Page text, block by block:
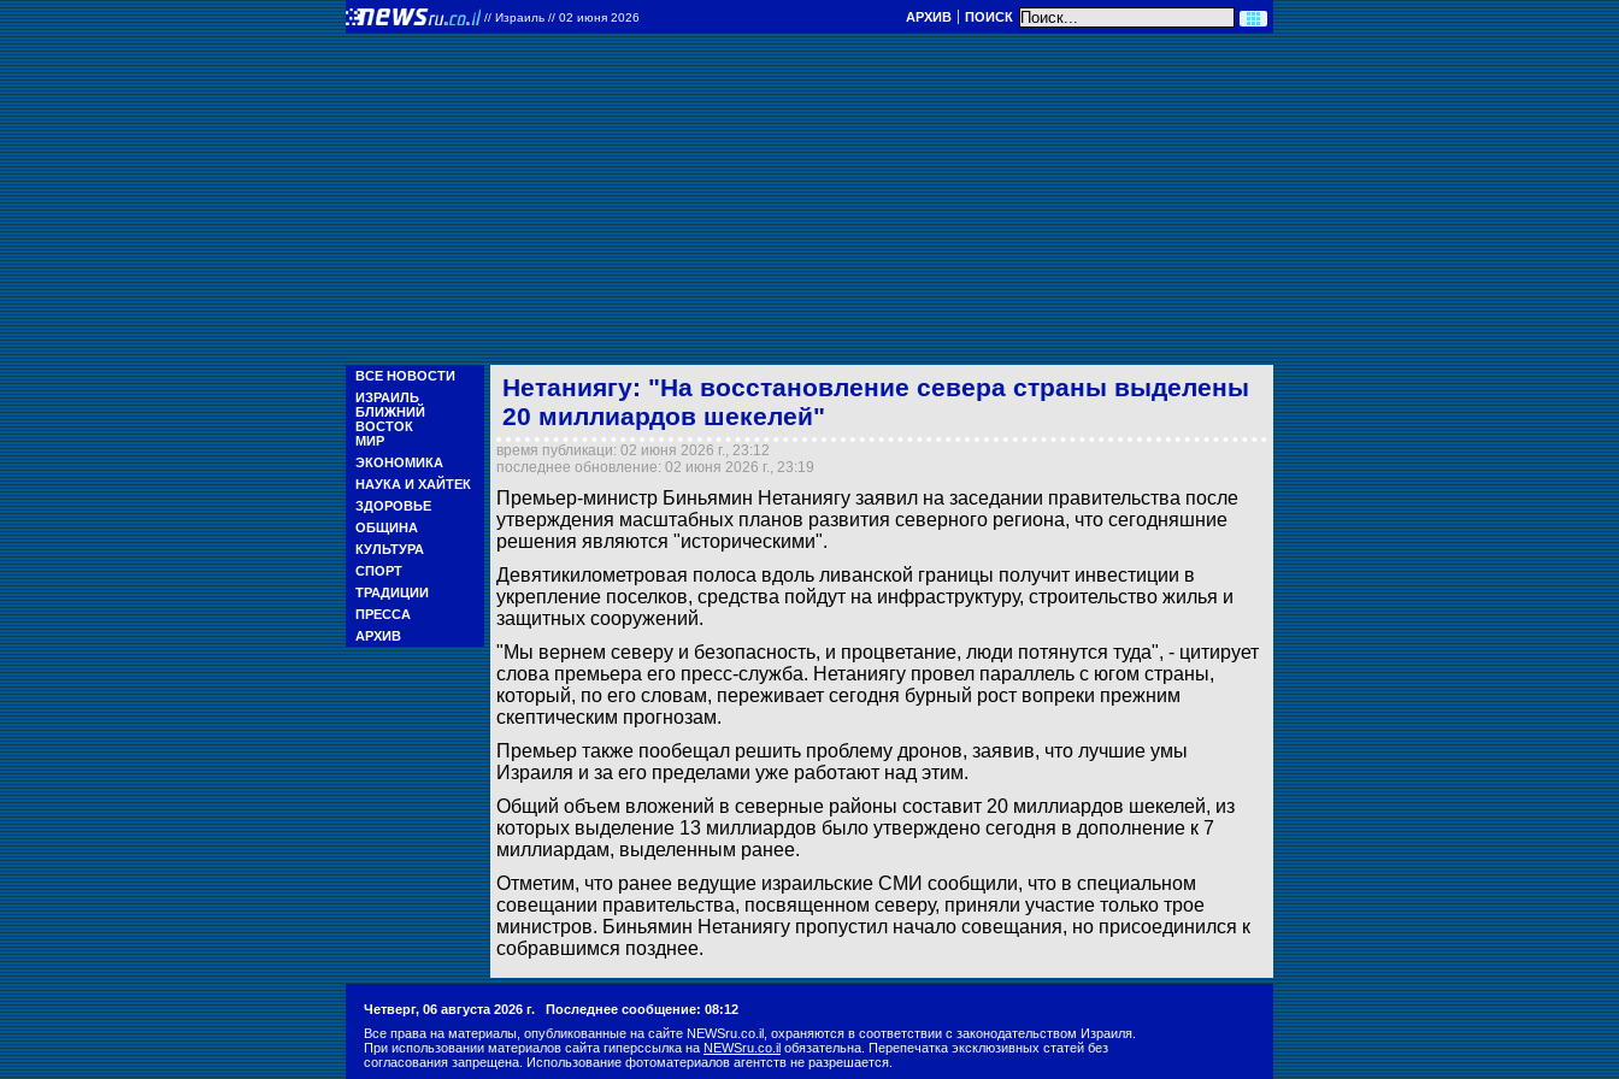
// Израиль // 02 июня 2026 АРХИВ ПОИСК
ВСЕ НОВОСТИ
ИЗРАИЛЬ
БЛИЖНИЙ
ВОСТОК
МИР
ЭКОНОМИКА
НАУКА И ХАЙТЕК
ЗДОРОВЬЕ
ОБЩИНА
КУЛЬТУРА
СПОРТ
ТРАДИЦИИ
ПРЕССА
АРХИВ
Нетаниягу: "На восстановление севера страны выделены
20 миллиардов шекелей"
время публикаци: 02 июня 2026 г., 23:12
последнее обновление: 02 июня 2026 г., 23:19
Премьер-министр Биньямин Нетаниягу заявил на заседании правительства после
утверждения масштабных планов развития северного региона, что сегодняшние
решения являются "историческими".
Девятикилометровая полоса вдоль ливанской границы получит инвестиции в
укрепление поселков, средства пойдут на инфраструктуру, строительство жилья и
защитных сооружений.
"Мы вернем северу и безопасность, и процветание, люди потянутся туда", - цитирует
слова премьера его пресс-служба. Нетаниягу провел параллель с югом страны,
который, по его словам, переживает сегодня бурный рост вопреки прежним
скептическим прогнозам.
Премьер также пообещал решить проблему дронов, заявив, что лучшие умы
Израиля и за его пределами уже работают над этим.
Общий объем вложений в северные районы составит 20 миллиардов шекелей, из
которых выделение 13 миллиардов было утверждено сегодня в дополнение к 7
миллиардам, выделенным ранее.
Отметим, что ранее ведущие израильские СМИ сообщили, что в специальном
совещании правительства, посвященном северу, приняли участие только трое
министров. Биньямин Нетаниягу пропустил начало совещания, но присоединился к
собравшимся позднее.
Четверг, 06 августа 2026 г. Последнее сообщение: 08:12
Все права на материалы, опубликованные на сайте NEWSru.co.il, охраняются в соответствии с законодательством Израиля.
При использовании материалов сайта гиперссылка на NEWSru.co.il обязательна. Перепечатка эксклюзивных статей без
согласования запрещена. Использование фотоматериалов агентств не разрешается.